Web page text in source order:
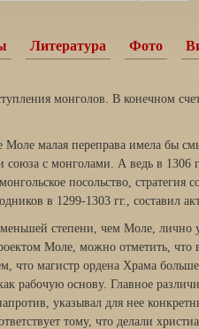
Литература Фото
монголов. В конечном
Моле малая переправа имела бы
союза с монго­лами. А ведь в 1306
посоль­ство, стратегия
в 1299-1303 гг., составил
степени, чем Моле, лично
Моле, можно отметить, что
что магистр ордена Храма больше
рабочую основу. Главное
указывал для нее
тому, что делали